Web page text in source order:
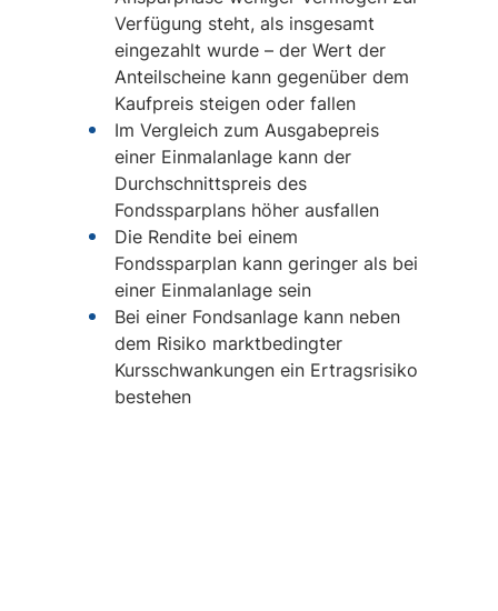
Verfügung steht, als insgesamt
eingezahlt wurde – der Wert der
Anteilscheine kann gegenüber dem
Kaufpreis steigen oder fallen
Im Vergleich zum Ausgabepreis
einer Einmalanlage kann der
Durchschnittspreis des
Fondssparplans höher ausfallen
Die Rendite bei einem
Fondssparplan kann geringer als bei
einer Einmalanlage sein
Bei einer Fondsanlage kann neben
dem Risiko marktbedingter
Kursschwankungen ein Ertragsrisiko
bestehen